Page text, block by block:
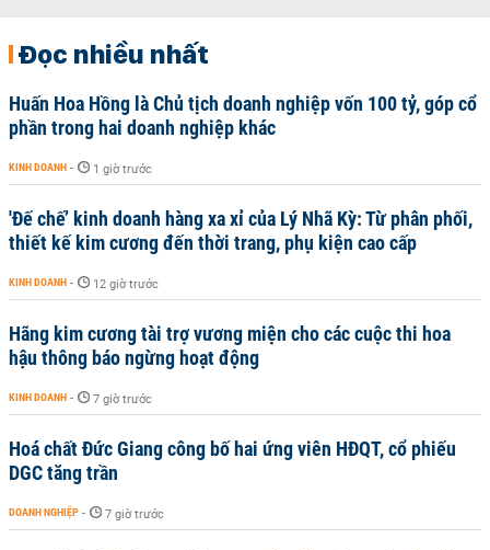
Đọc nhiều nhất
Huấn Hoa Hồng là Chủ tịch doanh nghiệp vốn 100 tỷ, góp cổ
phần trong hai doanh nghiệp khác
KINH DOANH - 1 giờ trước
'Đế chế’ kinh doanh hàng xa xỉ của Lý Nhã Kỳ: Từ phân phối,
thiết kế kim cương đến thời trang, phụ kiện cao cấp
KINH DOANH - 12 giờ trước
Hãng kim cương tài trợ vương miện cho các cuộc thi hoa
hậu thông báo ngừng hoạt động
KINH DOANH - 7 giờ trước
Hoá chất Đức Giang công bố hai ứng viên HĐQT, cổ phiếu
DGC tăng trần
DOANH NGHIỆP - 7 giờ trước